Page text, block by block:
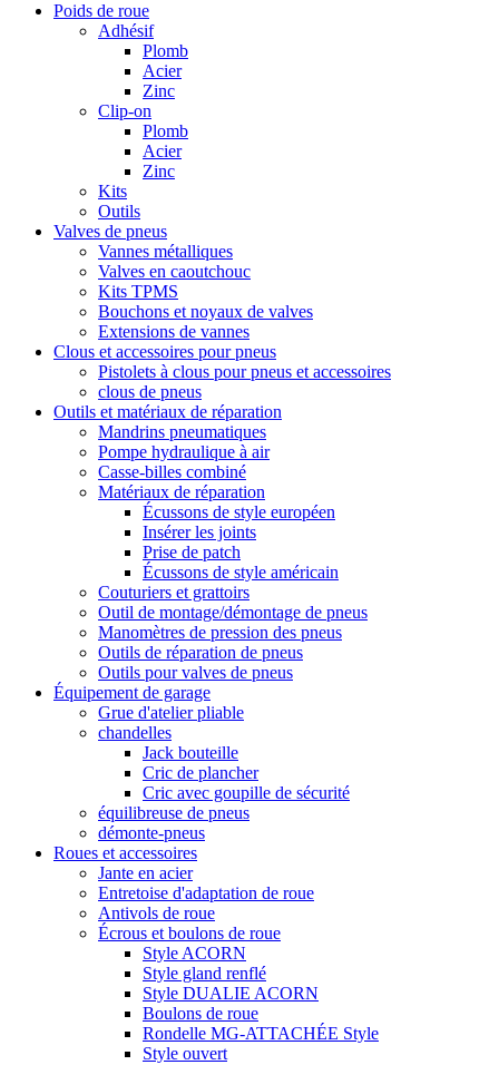
Poids de roue
Adhésif
Plomb
Acier
Zinc
Clip-on
Plomb
Acier
Zinc
Kits
Outils
Valves de pneus
Vannes métalliques
Valves en caoutchouc
Kits TPMS
Bouchons et noyaux de valves
Extensions de vannes
Clous et accessoires pour pneus
Pistolets à clous pour pneus et accessoires
clous de pneus
Outils et matériaux de réparation
Mandrins pneumatiques
Pompe hydraulique à air
Casse-billes combiné
Matériaux de réparation
Écussons de style européen
Insérer les joints
Prise de patch
Écussons de style américain
Couturiers et grattoirs
Outil de montage/démontage de pneus
Manomètres de pression des pneus
Outils de réparation de pneus
Outils pour valves de pneus
Équipement de garage
Grue d'atelier pliable
chandelles
Jack bouteille
Cric de plancher
Cric avec goupille de sécurité
équilibreuse de pneus
démonte-pneus
Roues et accessoires
Jante en acier
Entretoise d'adaptation de roue
Antivols de roue
Écrous et boulons de roue
Style ACORN
Style gland renflé
Style DUALIE ACORN
Boulons de roue
Rondelle MG-ATTACHÉE Style
Style ouvert